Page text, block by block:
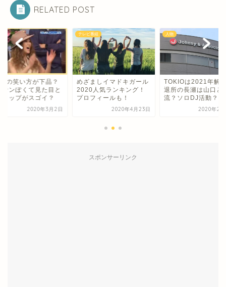
RELATED POST
番組
ましイマドキガール
人気ランキング！
フィールも！
2020年4月23日
人物
TOKIOは2021年解散？
退所の長瀬は山口と合
流？ソロDJ活動？
2020年2月26日
人物
JUJUの笑い方が下
オッサンぽくて見た
のギャップがスゴイ
2020年3
スポンサーリンク